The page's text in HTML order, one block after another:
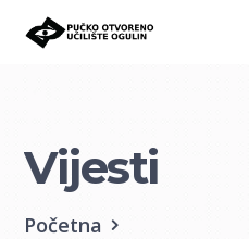
Vijesti
Početna